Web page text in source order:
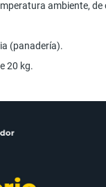
ambiente,
(panadería).
20 kg.